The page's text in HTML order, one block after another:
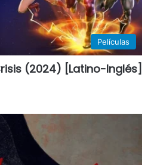
Películas
(2024) [Latino-Inglés]